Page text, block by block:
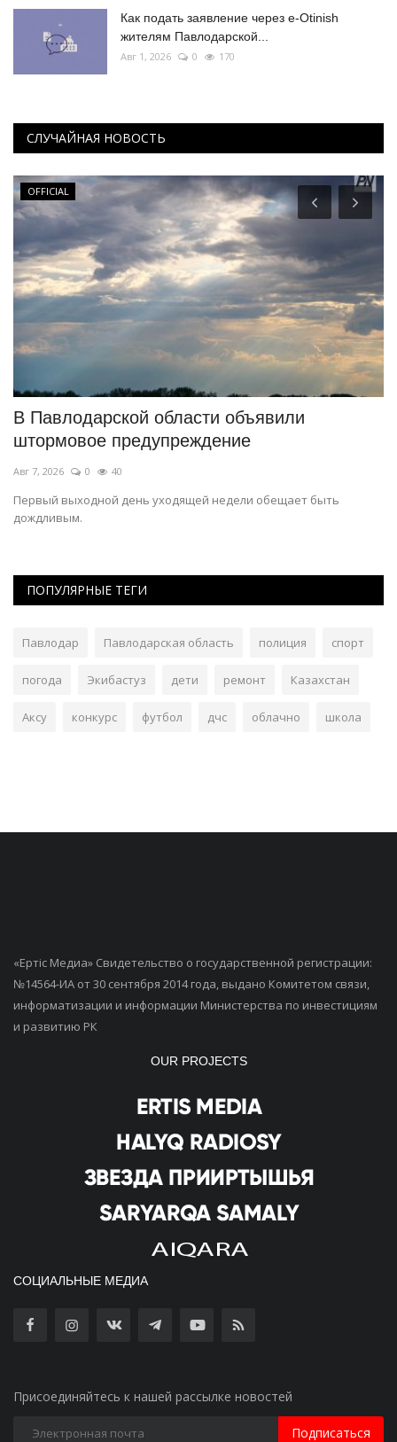
Как подать заявление через e-Otinish
жителям Павлодарской...
Авг 1, 2026 0 170
СЛУЧАЙНАЯ НОВОСТЬ
OFFICIAL
В Павлодарской области объявили
штормовое предупреждение
Авг 7, 2026 0 40
Первый выходной день уходящей недели обещает быть
дождливым.
ПОПУЛЯРНЫЕ ТЕГИ
Павлодар Павлодарская область полиция спорт
погода Экибастуз дети ремонт Казахстан
Аксу конкурс футбол дчс облачно школа
«Ертiс Медиа» Свидетельство о государственной регистрации:
№14564-ИА от 30 сентября 2014 года, выдано Комитетом связи,
информатизации и информации Министерства по инвестициям
и развитию РК
OUR PROJECTS
СОЦИАЛЬНЫЕ МЕДИА
Присоединяйтесь к нашей рассылке новостей
Подписаться